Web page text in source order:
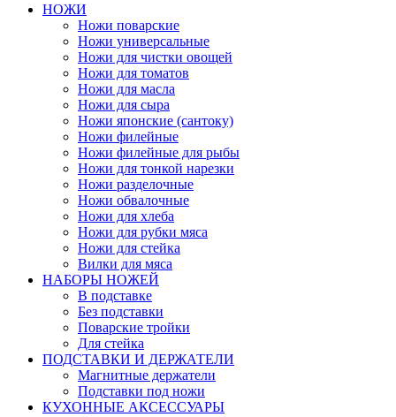
НОЖИ
Ножи поварские
Ножи универсальные
Ножи для чистки овощей
Ножи для томатов
Ножи для масла
Ножи для сыра
Ножи японские (сантоку)
Ножи филейные
Ножи филейные для рыбы
Ножи для тонкой нарезки
Ножи разделочные
Ножи обвалочные
Ножи для хлеба
Ножи для рубки мяса
Ножи для стейка
Вилки для мяса
НАБОРЫ НОЖЕЙ
В подставке
Без подставки
Поварские тройки
Для стейка
ПОДСТАВКИ И ДЕРЖАТЕЛИ
Магнитные держатели
Подставки под ножи
КУХОННЫЕ АКСЕССУАРЫ